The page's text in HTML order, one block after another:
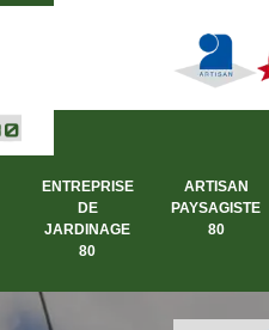
ENTREPRISE
DE
JARDINAGE
80
ARTISAN
PAYSAGISTE
80